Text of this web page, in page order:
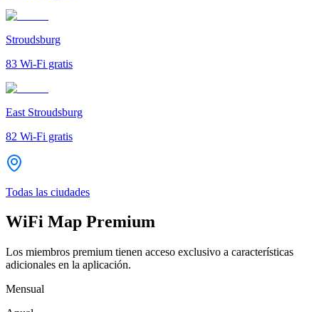
Stroudsburg
83 Wi-Fi gratis
East Stroudsburg
82 Wi-Fi gratis
Todas las ciudades
WiFi Map Premium
Los miembros premium tienen acceso exclusivo a características
adicionales en la aplicación.
Mensual